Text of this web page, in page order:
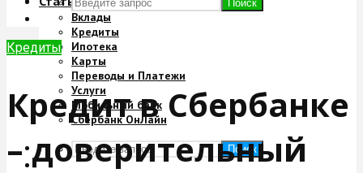
Вклады
Кредиты
Ипотека
Карты
Переводы и Платежи
Услуги
Мобильный банк
Сбербанк ОнЛайн
Поиск
Поиск
Кредиты
Кредит в Сбербанке
– доверительный